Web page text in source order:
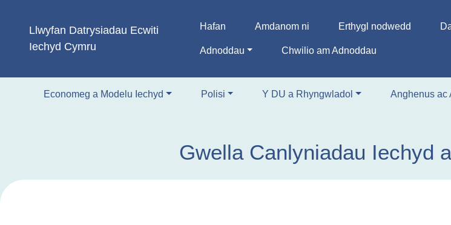
cynnwysLlwyfan Datrysiadau Ecwiti
Iechyd Cymru
Hafan Amdanom ni Erthygl nodwedd
Adnoddau Chwilio am Adnoddau
Economeg a Modelu Iechyd Polisi Y DU a Rhyngwladol Anghenus ac
Gwella Canlyniadau Iechyd